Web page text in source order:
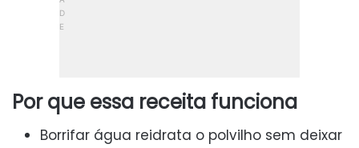
Por que essa receita funciona
Borrifar água reidrata o polvilho sem deixar